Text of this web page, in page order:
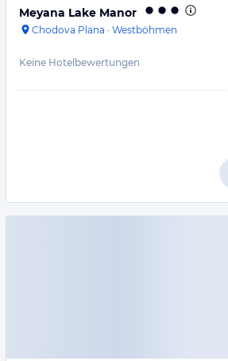
Meyana Lake Manor
Chodova Plana · Westböhmen
Keine Hotelbewertungen